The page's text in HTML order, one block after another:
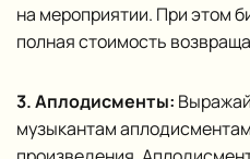
на мероприятии. При этом
полная стоимость
3. Аплодисменты:
музыкантам